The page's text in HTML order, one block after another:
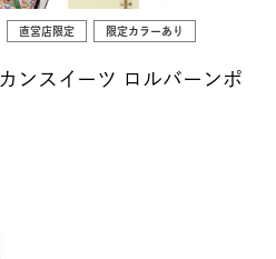
直営店限定 限定カラーあり
ンスイーツ ロルバーンポ